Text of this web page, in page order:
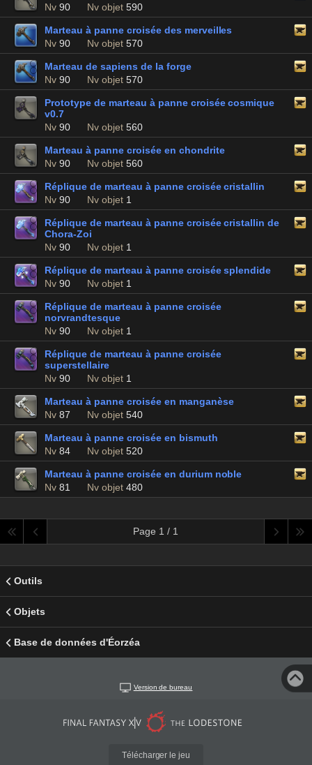
Nv 90 Nv objet 590
Marteau à panne croisée des merveilles
Nv 90 Nv objet 570
Marteau de sapiens de la forge
Nv 90 Nv objet 570
Prototype de marteau à panne croisée cosmique
v0.7
Nv 90 Nv objet 560
Marteau à panne croisée en chondrite
Nv 90 Nv objet 560
Réplique de marteau à panne croisée cristallin
Nv 90 Nv objet 1
Réplique de marteau à panne croisée cristallin de
Chora-Zoi
Nv 90 Nv objet 1
Réplique de marteau à panne croisée splendide
Nv 90 Nv objet 1
Réplique de marteau à panne croisée
norvrandtesque
Nv 90 Nv objet 1
Réplique de marteau à panne croisée
superstellaire
Nv 90 Nv objet 1
Marteau à panne croisée en manganèse
Nv 87 Nv objet 540
Marteau à panne croisée en bismuth
Nv 84 Nv objet 520
Marteau à panne croisée en durium noble
Nv 81 Nv objet 480
Page 1 / 1
Outils
Objets
Base de données d'Éorzéa
Version de bureau
Télécharger le jeu